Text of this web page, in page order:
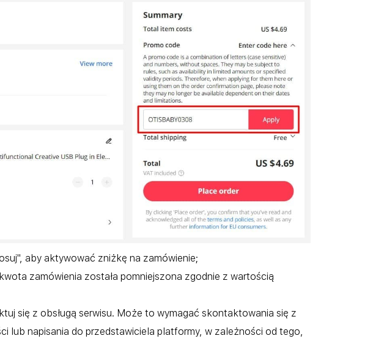
aby aktywować zniżkę na zamówienie;
zamówienia została pomniejszona zgodnie z wartością
się z obsługą serwisu. Może to wymagać skontaktowania się z
lub napisania do przedstawiciela platformy, w zależności od tego,